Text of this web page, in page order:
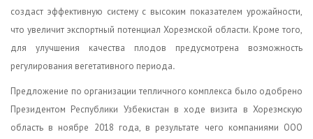
создаст эффективную систему с высоким показателем урожайности,
что увеличит экспортный потенциал Хорезмской области. Кроме того,
для улучшения качества плодов предусмотрена возможность
регулирования вегетативного периода.
Предложение по организации тепличного комплекса было одобрено
Президентом Республики Узбекистан в ходе визита в Хорезмскую
область в ноябре 2018 года, в результате чего компаниями ООО